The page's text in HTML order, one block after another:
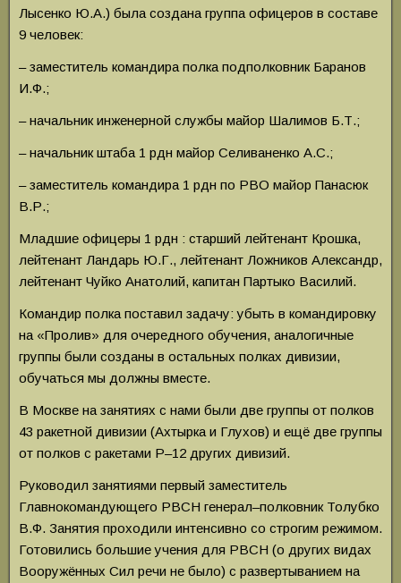
Лысенко Ю.А.) была создана группа офицеров в составе
9 человек:
– заместитель командира полка подполковник Баранов
И.Ф.;
– начальник инженерной службы майор Шалимов Б.Т.;
– начальник штаба 1 рдн майор Селиваненко А.С.;
– заместитель командира 1 рдн по РВО майор Панасюк
В.Р.;
Младшие офицеры 1 рдн : старший лейтенант Крошка,
лейтенант Ландарь Ю.Г., лейтенант Ложников Александр,
лейтенант Чуйко Анатолий, капитан Партыко Василий.
Командир полка поставил задачу: убыть в командировку
на «Пролив» для очередного обучения, аналогичные
группы были созданы в остальных полках дивизии,
обучаться мы должны вместе.
В Москве на занятиях с нами были две группы от полков
43 ракетной дивизии (Ахтырка и Глухов) и ещё две группы
от полков с ракетами Р–12 других дивизий.
Руководил занятиями первый заместитель
Главнокомандующего РВСН генерал–полковник Толубко
В.Ф. Занятия проходили интенсивно со строгим режимом.
Готовились большие учения для РВСН (о других видах
Вооружённых Сил речи не было) с развертыванием на